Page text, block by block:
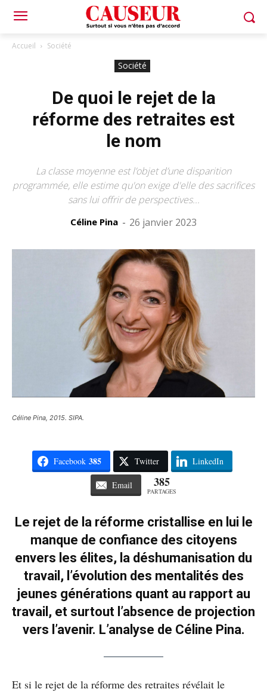
Accueil Société
Société
De quoi le rejet de la
réforme des retraites est
le nom
La classe moyenne est l’objet d’une disparition
programmée, elle estime qu'on exige d'elle des sacrifices
sans lui offrir de perspectives...
Céline Pina - 26 janvier 2023
Céline Pina, 2015. SIPA.
Facebook 385 Twitter LinkedIn
Email 385
PARTAGES
Le rejet de la réforme cristallise en lui le
manque de confiance des citoyens
envers les élites, la déshumanisation du
travail, l’évolution des mentalités des
jeunes générations quant au rapport au
travail, et surtout l’absence de projection
vers l’avenir. L’analyse de Céline Pina.
Et si le rejet de la réforme des retraites révélait le